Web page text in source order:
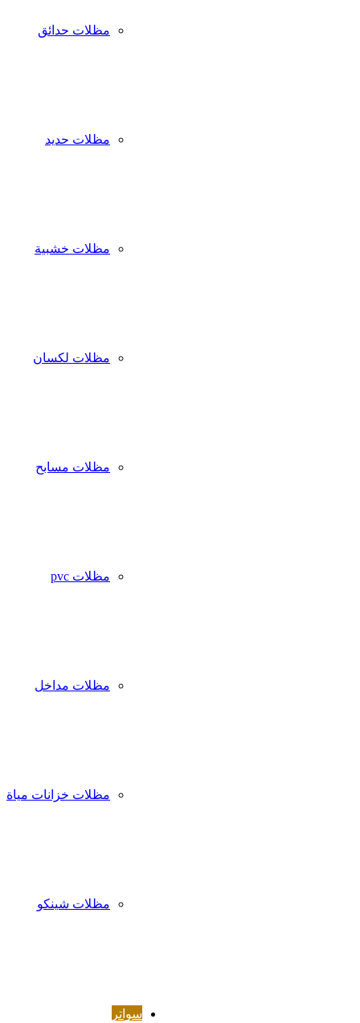
مظلات حدائق
مظلات حديد
مظلات خشبية
مظلات لكسان
مظلات مسابح
مظلات pvc
مظلات مداخل
مظلات خزانات مياة
مظلات شينكو
سواتر